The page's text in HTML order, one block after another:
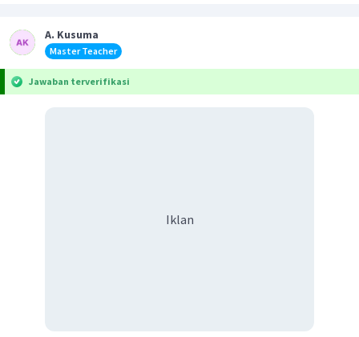
A. Kusuma
Master Teacher
Jawaban terverifikasi
Iklan